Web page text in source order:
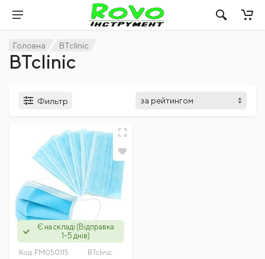
Головна BTclinic
BTclinic
Фильтр
Є на складі (Відправка
1-5 днів)
Код: FM050115 BTclinic